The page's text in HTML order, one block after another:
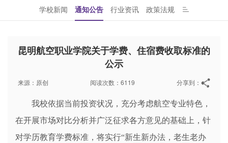
学校新闻 通知公告 行业资讯 政策法规
昆明航空职业学院关于学费、住宿费收取标准的
公示
来源：原创 阅读次数：6119 分享到：
我校依据当前投资状况，充分考虑航空专业特色，
在开展市场对比分析并广泛征求各方意见的基础上，针
对学历教育学费标准，将实行“新生新办法，老生老办